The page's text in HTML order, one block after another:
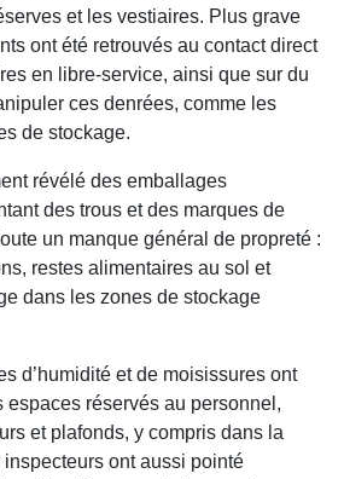
et les vestiaires. Plus grave
ont été retrouvés au contact direct
en libre-service, ainsi que sur du
ces denrées, comme les
de stockage.
révélé des emballages
des trous et des marques de
un manque général de propreté :
restes alimentaires au sol et
dans les zones de stockage
d’humidité et de moisissures ont
espaces réservés au personnel,
et plafonds, y compris dans la
ont aussi pointé